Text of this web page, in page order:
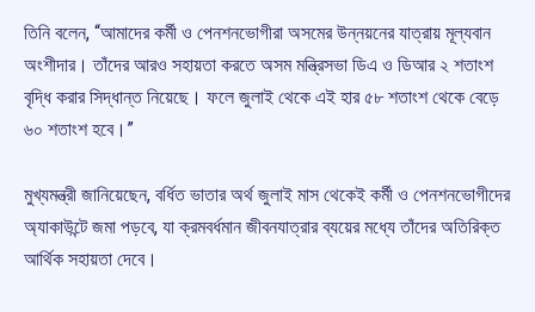
তিনি বলেন, “আমাদের কর্মী ও পেনশনভোগীরা অসমের উন্নয়নের যাত্রায় মূল্যবান
অংশীদার। তাঁদের আরও সহায়তা করতে অসম মন্ত্রিসভা ডিএ ও ডিআর ২ শতাংশ
বৃদ্ধি করার সিদ্ধান্ত নিয়েছে। ফলে জুলাই থেকে এই হার ৫৮ শতাংশ থেকে বেড়ে
৬০ শতাংশ হবে।”
মুখ্যমন্ত্রী জানিয়েছেন, বর্ধিত ভাতার অর্থ জুলাই মাস থেকেই কর্মী ও পেনশনভোগীদের
অ্যাকাউন্টে জমা পড়বে, যা ক্রমবর্ধমান জীবনযাত্রার ব্যয়ের মধ্যে তাঁদের অতিরিক্ত
আর্থিক সহায়তা দেবে।